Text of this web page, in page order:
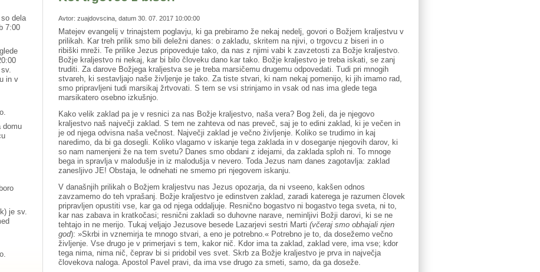
Avtor: zuajdovscina, datum 30. 07. 2017 10:00:00
Matejev evangelij v trinajstem poglavju, ki ga prebiramo že nekaj nedelj, govori o Božjem kraljestvu v
prilikah. Kar treh prilik smo bili deležni danes: o zakladu, skritem na njivi, o trgovcu z biseri in o
ribiški mreži. Te prilike Jezus pripoveduje tako, da nas z njimi vabi k zavzetosti za Božje kraljestvo.
Božje kraljestvo ni nekaj, kar bi bilo človeku dano kar tako. Božje kraljestvo je treba iskati, se zanj
truditi. Za darove Božjega kraljestva se je treba marsičemu drugemu odpovedati. Tudi pri mnogih
stvareh, ki sestavljajo naše življenje je tako. Za tiste stvari, ki nam nekaj pomenijo, ki jih imamo rad,
smo pripravljeni tudi marsikaj žrtvovati. S tem se vsi strinjamo in vsak od nas ima glede tega
marsikatero osebno izkušnjo.
Kako velik zaklad pa je v resnici za nas Božje kraljestvo, naša vera? Bog želi, da je njegovo
kraljestvo naš največji zaklad. S tem ne zahteva od nas preveč, saj je to edini zaklad, ki je večen in
je od njega odvisna naša večnost. Največji zaklad je večno življenje. Koliko se trudimo in kaj
naredimo, da bi ga dosegli. Koliko vlagamo v iskanje tega zaklada in v doseganje njegovih darov, ki
so nam namenjeni že na tem svetu? Danes smo obdani z idejami, da zaklada sploh ni. To mnoge
bega in spravlja v malodušje in iz malodušja v nevero. Toda Jezus nam danes zagotavlja: zaklad
zanesljivo JE! Obstaja, le odnehati ne smemo pri njegovem iskanju.
V današnjih prilikah o Božjem kraljestvu nas Jezus opozarja, da ni vseeno, kakšen odnos
zavzamemo do teh vprašanj. Božje kraljestvo je edinstven zaklad, zaradi katerega je razumen človek
pripravljen opustiti vse, kar ga od njega oddaljuje. Resnično bogastvo ni bogastvo tega sveta, ni to,
kar nas zabava in kratkočasi; resnični zakladi so duhovne narave, neminljivi Božji darovi, ki se ne
tehtajo in ne merijo. Tukaj veljajo Jezusove besede Lazarjevi sestri Marti(včeraj smo obhajali njen
god): »Skrbi in vznemirja te mnogo stvari, a eno je potrebno.« Potrebno je to, da dosežemo večno
življenje. Vse drugo je v primerjavi s tem, kakor nič. Kdor ima ta zaklad, zaklad vere, ima vse; kdor
tega nima, nima nič, čeprav bi si pridobil ves svet. Skrb za Božje kraljestvo je prva in največja
človekova naloga. Apostol Pavel pravi, da ima vse drugo za smeti, samo, da ga doseže.
dela
7:00
in v
domu
je sv.